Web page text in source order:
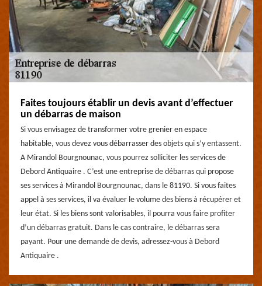
Faites toujours établir un devis avant d’effectuer
un débarras de maison
Si vous envisagez de transformer votre grenier en espace
habitable, vous devez vous débarrasser des objets qui s’y entassent.
A Mirandol Bourgnounac, vous pourrez solliciter les services de
Debord Antiquaire . C’est une entreprise de débarras qui propose
ses services à Mirandol Bourgnounac, dans le 81190. Si vous faites
appel à ses services, il va évaluer le volume des biens à récupérer et
leur état. Si les biens sont valorisables, il pourra vous faire profiter
d’un débarras gratuit. Dans le cas contraire, le débarras sera
payant. Pour une demande de devis, adressez-vous à Debord
Antiquaire .